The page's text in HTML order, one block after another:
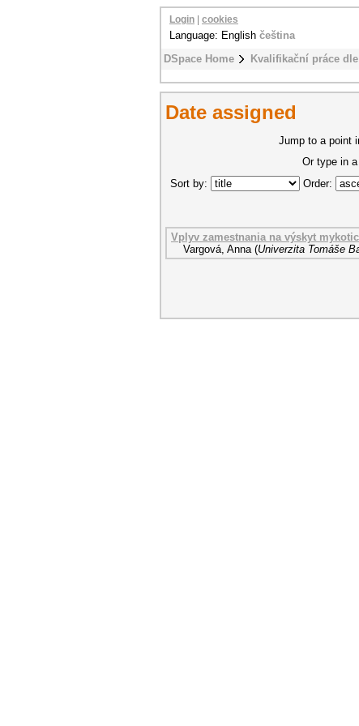
DSpace Home Kvalifikační práce
Login cookies
Language: English čeština
Date assigned
Jump to a point
Or type in
Sort by:
Order:
Vplyv zamestnania na výskyt
Vargová, Anna (Univerzita Tomáše